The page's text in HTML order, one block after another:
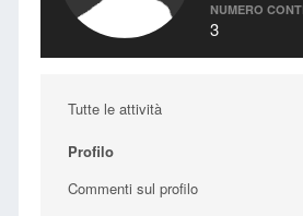
NUMERO
3
Tutte le attività
Profilo
Commenti sul profilo